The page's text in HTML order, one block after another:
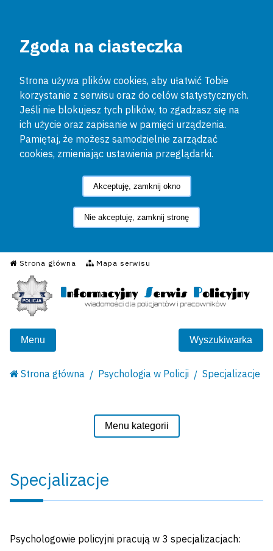
Zgoda na ciasteczka
Strona używa plików cookies, aby ułatwić Tobie
korzystanie z serwisu oraz do celów statystycznych.
Jeśli nie blokujesz tych plików, to zgadzasz się na
ich użycie oraz zapisanie w pamięci urządzenia.
Pamiętaj, że możesz samodzielnie zarządzać
cookies, zmieniając ustawienia przeglądarki.
Akceptuję, zamknij okno
Nie akceptuję, zamknij stronę
Strona główna Mapa serwisu
Informacyjny Serwis
Menu Wyszukiwarka
Strona główna Psychologia w Policji Specjalizacje
Menu kategorii
Specjalizacje
Psychologowie policyjni pracują w 3 specjalizacjach: